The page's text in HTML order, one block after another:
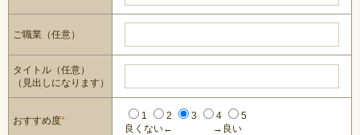
ご職業（任意）
タイトル（任意）
（見出しになります）
おすすめ度* 1 2 3 4
5
良くない←
→良い